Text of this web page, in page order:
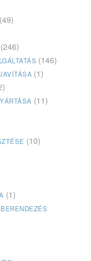
(49)
(246)
(146)
(1)
(11)
(10)
(1)